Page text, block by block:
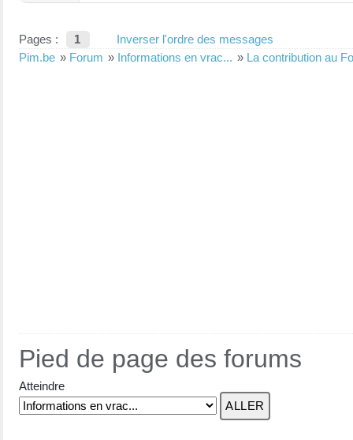
Pages : 1
Inverser l'ordre des messages
Pim.be » Forum » Informations en vrac... » La contribution au
Pied de page des forums
Atteindre